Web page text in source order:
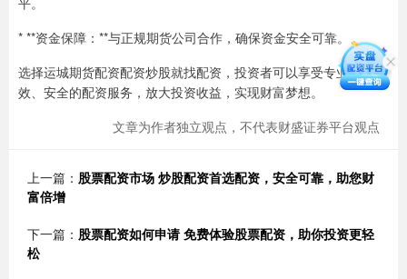
* **资金保障：**与正规期货公司合作，确保资金安全可靠。
选择运城期货配资配资炒股就找配资，投资者可以享受专业、高
效、安全的配资服务，放大投资收益，实现财富梦想。
文章为作者独立观点，不代表财盛证券平台观点
上一篇： 股票配资市场 炒股配资首选配资，安全可靠，助您财
富倍增
下一篇： 股票配资如何申请 免费体验股票配资，助你投资更轻
松